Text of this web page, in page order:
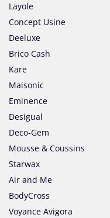
Layole
Concept Usine
Deeluxe
Brico Cash
Kare
Maisonic
Eminence
Desigual
Deco-Gem
Mousse & Coussins
Starwax
Air and Me
BodyCross
Voyance Avigora